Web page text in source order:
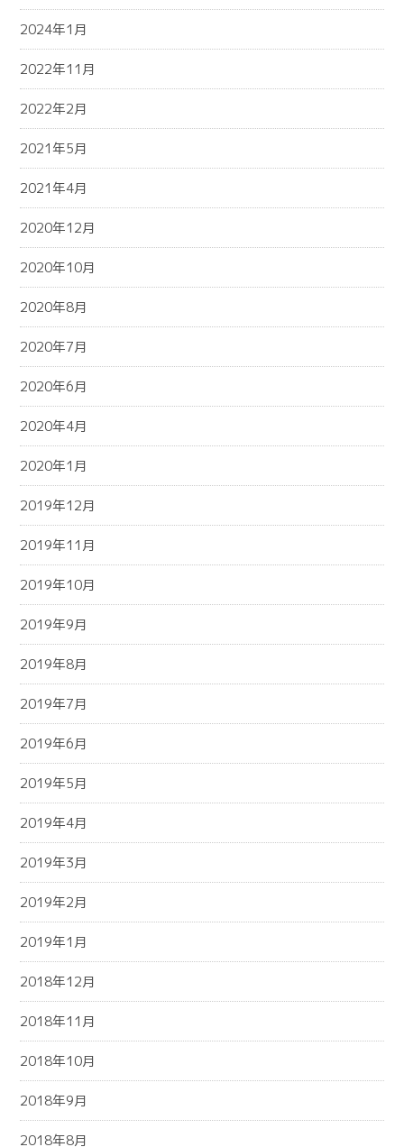
2024年1月
2022年11月
2022年2月
2021年5月
2021年4月
2020年12月
2020年10月
2020年8月
2020年7月
2020年6月
2020年4月
2020年1月
2019年12月
2019年11月
2019年10月
2019年9月
2019年8月
2019年7月
2019年6月
2019年5月
2019年4月
2019年3月
2019年2月
2019年1月
2018年12月
2018年11月
2018年10月
2018年9月
2018年8月